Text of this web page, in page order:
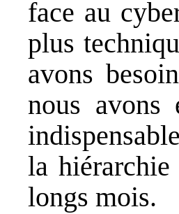
face au
plus
avons
nous avons
la
longs mois.